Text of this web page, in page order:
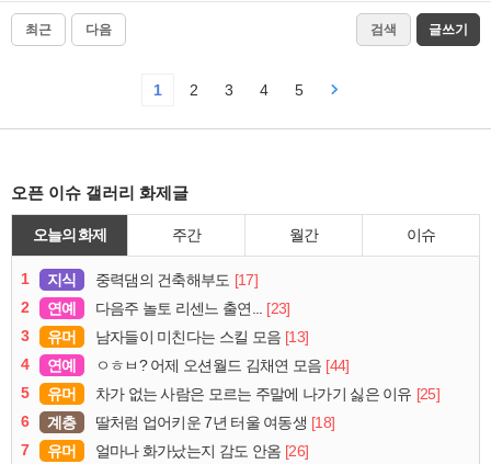
최근 다음 검색 글쓰기
1 2 3 4 5
오픈 이슈 갤러리 화제글
오늘의 화제 주간 월간 이슈
1 지식 중력댐의 건축해부도 [17]
2
연예 다음주 놀토 리센느 출연...
[23]
3
유머 남자들이 미친다는 스킬 모음 [13]
4
연예 ㅇㅎㅂ? 어제 오션월드 김채연 모음 [44]
5
유머 차가 없는 사람은 모르는 주말에 나가기 싫은 이유 [25]
6
계층 딸처럼 업어키운 7년 터울 여동생 [18]
7
유머 얼마나 화가났는지 감도 안옴 [26]